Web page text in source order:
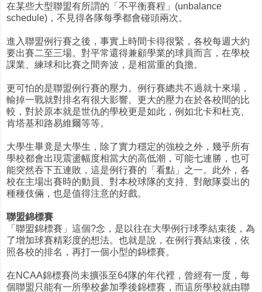
在某些大型聯盟有所謂的「不平衡賽程」(unbalance
schedule)，不見得各隊每季都會碰頭兩次。
進入聯盟例行賽之後，事實上時間卡得很緊，各校每週大約
要出賽二至三場。對平常還得兼顧學業的球員而言，在學校
課業、練球和比賽之間奔波，是相當重的負擔。
更可怕的是聯盟例行賽的壓力。例行賽總共不過就十來場，
輸掉一戰就對排名有很大影響。更大的壓力在於各校間的比
較，對於原本就是世仇的學校更是如此，例如北卡和杜克、
肯塔基和路易維爾等等。
大學生畢竟是大學生，除了實力穩定的強校之外，幾乎所有
學校都會出現震盪幅度相當大的高低潮，可能七連勝，也可
能突然吞下五連敗，這是例行賽的「看點」之一。此外，各
校在主場出賽時的動員、對本校球隊的支持、對敵隊耍出的
種種伎倆，也是值得注意的好戲。
聯盟錦標賽
「聯盟錦標賽」這個?念，是以往在大學例行球季結束後，為
了增加球賽精彩度的想法。也就是說，在例行賽結束後，依
照各校的排名，再打一個小型的錦標賽。
在NCAA錦標賽尚未擴張至64隊的年代裡，曾經有一度，每
個聯盟只能有一所學校參加季後錦標賽，而這所學校就由聯